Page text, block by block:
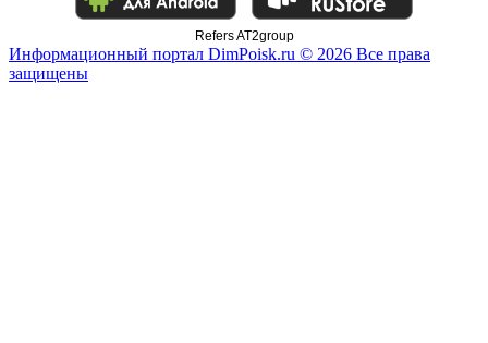
Refers AT2group
Информационный портал DimPoisk.ru © 2026 Все права
защищены